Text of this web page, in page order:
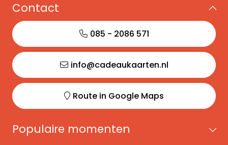
Contact
085 - 2086 571
info@cadeaukaarten.nl
Route in Google Maps
Populaire momenten